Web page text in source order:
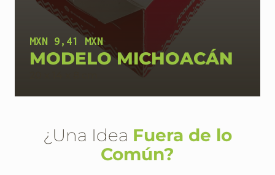
MXN 9,41 MXN
MODELO MICHOACÁN
¿Una Idea Fuera de lo
Común?